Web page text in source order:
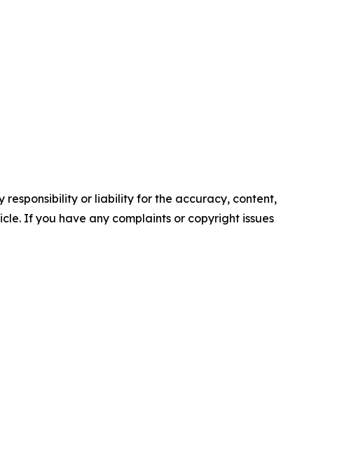
responsibility or liability for the accuracy, content,
If you have any complaints or copyright issues